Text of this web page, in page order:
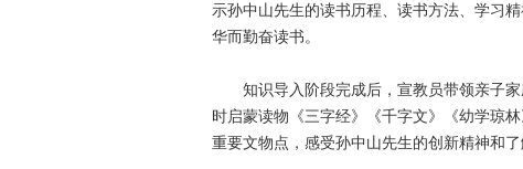
示孙中山先生的读书历程、读书方法、学习
华而勤奋读书。
知识导入阶段完成后，宣教员带领亲子家
时启蒙读物《三字经》《千字文》《幼学琼
重要文物点，感受孙中山先生的创新精神和了